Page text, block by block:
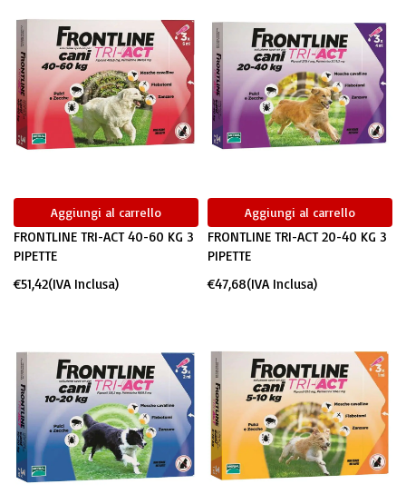
Aggiungi al carrello
FRONTLINE TRI-ACT 40-60 KG 3
PIPETTE
€51,42(IVA Inclusa)
Aggiungi al carrello
FRONTLINE TRI-ACT 20-40 KG 3
PIPETTE
€47,68(IVA Inclusa)